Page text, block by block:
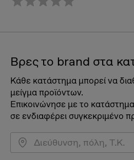
Βρες το brand στα
Κάθε κατάστημα μπορεί να
μείγμα προϊόντων.
Επικοινώνησε με το
σε ενδιαφέρει συγκεκριμένο